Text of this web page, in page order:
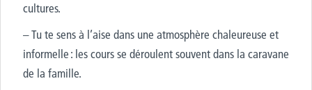
cultures.
– Tu te sens à l’aise dans une atmosphère chaleureuse et
informelle : les cours se déroulent souvent dans la caravane
de la famille.